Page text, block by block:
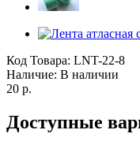
Код Товара: LNT-22-8
Наличие: В наличии
20 р.
Доступные